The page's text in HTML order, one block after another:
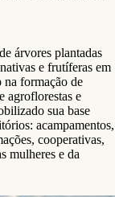
árvores plantadas
e frutíferas em
na formação de
agroflorestas e
sua base
acampamentos,
cooperativas,
mulheres e da